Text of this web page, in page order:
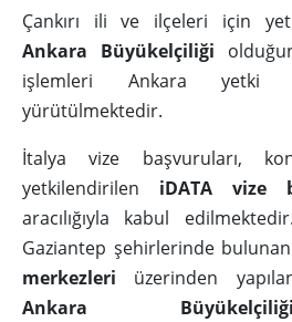
Çankırı ili ve ilçeleri için
Ankara Büyükelçiliği
işlemleri Ankara yetki
yürütülmektedir.
İtalya vize başvuruları,
yetkilendirilen iDATA vize
aracılığıyla kabul
Gaziantep şehirlerinde bulunan
merkezleri üzerinden
Ankara Büyükelçiliği